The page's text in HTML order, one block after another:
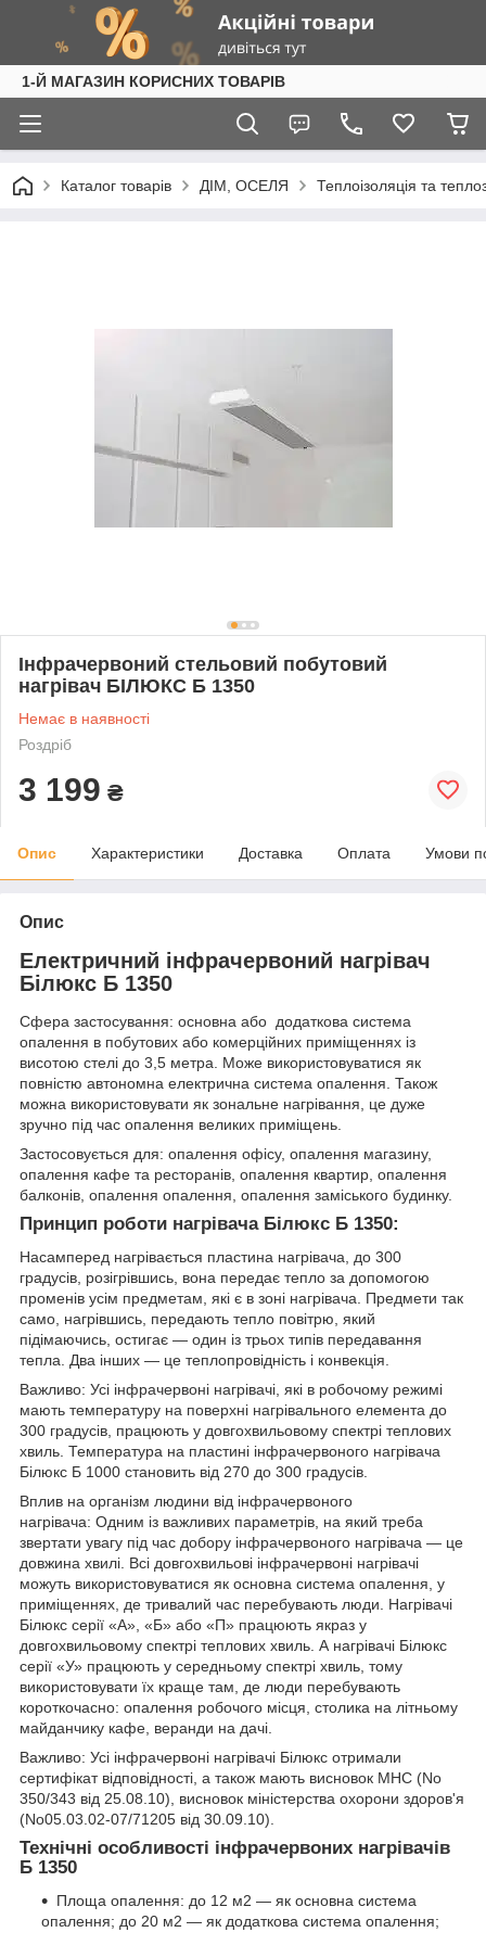
1-Й МАГАЗИН КОРИСНИХ ТОВАРІВ
Каталог товарів ДІМ, ОСЕЛЯ Теплоізоляція та
Інфрачервоний стельовий побутовий
нагрівач БІЛЮКС Б 1350
Немає в наявності
Роздріб
3 199 ₴
Опис Характеристики Доставка Оплата Умови
Опис
Електричний інфрачервоний нагрівач
Білюкс Б 1350
Сфера застосування: основна або додаткова система
опалення в побутових або комерційних приміщеннях із
висотою стелі до 3,5 метра. Може використовуватися як
повністю автономна електрична система опалення. Також
можна використовувати як зональне нагрівання, це дуже
зручно під час опалення великих приміщень.
Застосовується для: опалення офісу, опалення магазину,
опалення кафе та ресторанів, опалення квартир, опалення
балконів, опалення опалення, опалення заміського будинку.
Принцип роботи нагрівача Білюкс Б 1350:
Насамперед нагрівається пластина нагрівача, до 300
градусів, розігрівшись, вона передає тепло за допомогою
променів усім предметам, які є в зоні нагрівача. Предмети так
само, нагрівшись, передають тепло повітрю, який
підімаючись, остигає — один із трьох типів передавання
тепла. Два інших — це теплопровідність і конвекція.
Важливо: Усі інфрачервоні нагрівачі, які в робочому режимі
мають температуру на поверхні нагрівального елемента до
300 градусів, працюють у довгохвильовому спектрі теплових
хвиль. Температура на пластині інфрачервоного нагрівача
Білюкс Б 1000 становить від 270 до 300 градусів.
Вплив на організм людини від інфрачервоного
нагрівача: Одним із важливих параметрів, на який треба
звертати увагу під час добору інфрачервоного нагрівача — це
довжина хвилі. Всі довгохвильові інфрачервоні нагрівачі
можуть використовуватися як основна система опалення, у
приміщеннях, де тривалий час перебувають люди. Нагрівачі
Білюкс серії «А», «Б» або «П» працюють якраз у
довгохвильовому спектрі теплових хвиль. А нагрівачі Білюкс
серії «У» працюють у середньому спектрі хвиль, тому
використовувати їх краще там, де люди перебувають
короткочасно: опалення робочого місця, столика на літньому
майданчику кафе, веранди на дачі.
Важливо: Усі інфрачервоні нагрівачі Білюкс отримали
сертифікат відповідності, а також мають висновок МНС (No
350/343 від 25.08.10), висновок міністерства охорони здоров'я
(No05.03.02-07/71205 від 30.09.10).
Технічні особливості інфрачервоних нагрівачів
Б 1350
Площа опалення: до 12 м2 — як основна система
опалення; до 20 м2 — як додаткова система опалення;